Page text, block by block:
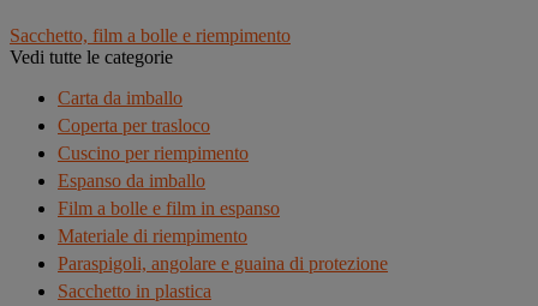
Sacchetto, film a bolle e riempimento
Vedi tutte le categorie
Carta da imballo
Coperta per trasloco
Cuscino per riempimento
Espanso da imballo
Film a bolle e film in espanso
Materiale di riempimento
Paraspigoli, angolare e guaina di protezione
Sacchetto in plastica